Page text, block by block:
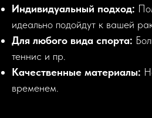
Индивидуальный подход:
идеально подойдут к вашей
Для любого вида спорта:
теннис и пр.
Качественные материалы:
временем.